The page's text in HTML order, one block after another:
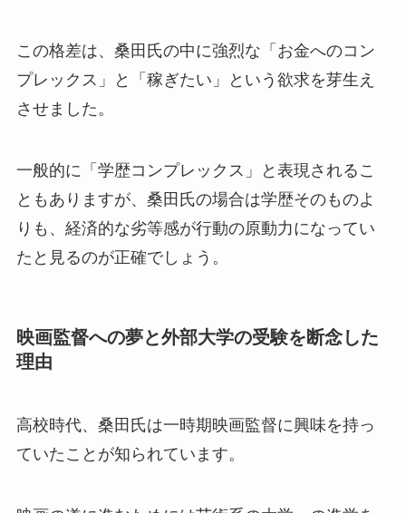
この格差は、桑田氏の中に強烈な「お金へのコン
プレックス」と「稼ぎたい」という欲求を芽生え
させました。
一般的に「学歴コンプレックス」と表現されるこ
ともありますが、桑田氏の場合は学歴そのものよ
りも、経済的な劣等感が行動の原動力になってい
たと見るのが正確でしょう。
映画監督への夢と外部大学の受験を断念した
理由
高校時代、桑田氏は一時期映画監督に興味を持っ
ていたことが知られています。